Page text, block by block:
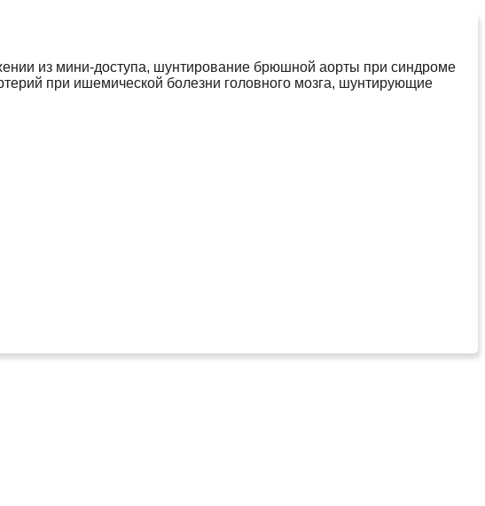
из мини-доступа, шунтирование брюшной аорты при синдроме
при ишемической болезни головного мозга, шунтирующие